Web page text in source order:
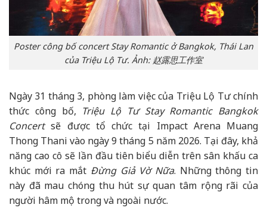
Poster công bố concert Stay Romantic ở Bangkok, Thái Lan
của Triệu Lộ Tư. Ảnh: 赵露思工作室
Ngày 31 tháng 3, phòng làm việc của Triệu Lộ Tư chính
thức công bố, Triệu Lộ Tư Stay Romantic Bangkok
Concertsẽ được tổ chức tại Impact Arena Muang
Thong Thani vào ngày 9 tháng 5 năm 2026. Tại đây, khả
năng cao cô sẽ lần đầu tiên biểu diễn trên sân khấu ca
khúc mới ra mắt Đừng Giả Vờ Nữa. Những thông tin
này đã mau chóng thu hút sự quan tâm rộng rãi của
người hâm mộ trong và ngoài nước.